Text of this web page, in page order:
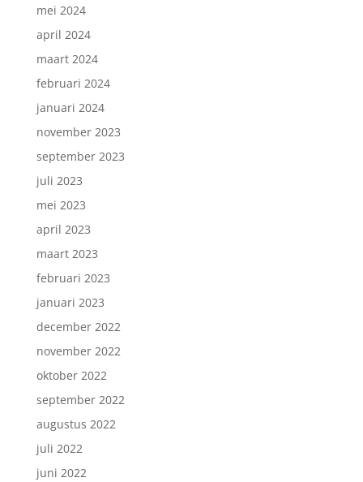
mei 2024
april 2024
maart 2024
februari 2024
januari 2024
november 2023
september 2023
juli 2023
mei 2023
april 2023
maart 2023
februari 2023
januari 2023
december 2022
november 2022
oktober 2022
september 2022
augustus 2022
juli 2022
juni 2022